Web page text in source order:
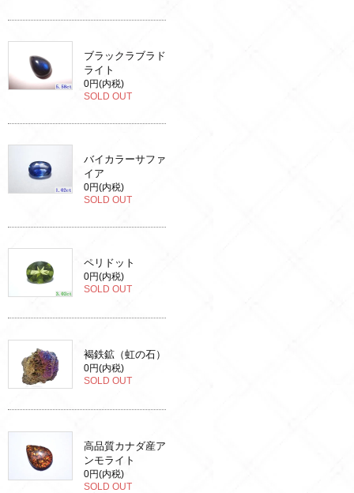
ブラックラブラド
ライト
0円(内税)
SOLD OUT
バイカラーサファ
イア
0円(内税)
SOLD OUT
ペリドット
0円(内税)
SOLD OUT
褐鉄鉱（虹の石）
0円(内税)
SOLD OUT
高品質カナダ産ア
ンモライト
0円(内税)
SOLD OUT